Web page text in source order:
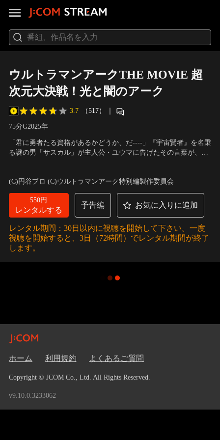
ウルトラマンアークTHE MOVIE 超
次元大決戦！光と闇のアーク
3.7 （517） ｜
75分G2025年
「君に勇者たる資格があるかどうか、だ----」『宇宙賢者』を名乗
る謎の男「サスカル」が主人公・ユウマに告げたその言葉が、こ
怪獣防災科学調査所「SKIP」のメンバーとして守ってきた星元市
の平和、「SKIP」に集う仲間たちと…。
(C)円谷プロ (C)ウルトラマンアーク特別編製作委員会
550円
レンタルする
予告編 お気に入りに追加
レンタル期間：30日以内に視聴を開始して下さい。一度
視聴を開始すると、3日（72時間）でレンタル期間が終了
します。
ホーム 利用規約 よくあるご質問
Copyright © JCOM Co., Ltd. All Rights Reserved.
v9.10.0.3233062